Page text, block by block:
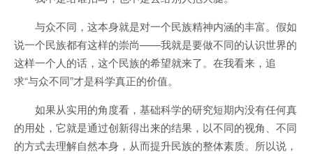
与众不同，这本身就是对一个民族精神内涵的丰富。假如
说一个民族都有这样的崇尚——我就是要做不同的认识世界的
这样一个人的话，这个民族的希望就来了。在我看来，追
求“与众不同”才是科学真正的价值。
如果从实用的角度看，基础科学的研究短期内没有任何真
的用处，它就是通过创新得出来的结果，以不同的视角、不同
的方式去理解自然本身，从而提升民族的整体素质。所以说，